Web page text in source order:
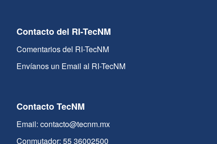
Contacto del RI-TecNM
Comentarios del RI-TecNM
Envíanos un Email al RI-TecNM
Contacto TecNM
Email: contacto@tecnm.mx
Conmutador: 55 36002500